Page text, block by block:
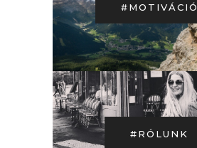
#MOTIVÁCIÓ
#RÓLUNK